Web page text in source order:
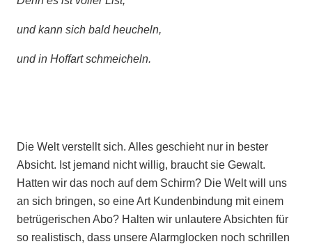
und kann sich bald heucheln,
und in Hoffart schmeicheln.
Die Welt verstellt sich. Alles geschieht nur in bester
Absicht. Ist jemand nicht willig, braucht sie Gewalt.
Hatten wir das noch auf dem Schirm? Die Welt will uns
an sich bringen, so eine Art Kundenbindung mit einem
betrügerischen Abo? Halten wir unlautere Absichten für
so realistisch, dass unsere Alarmglocken noch schrillen